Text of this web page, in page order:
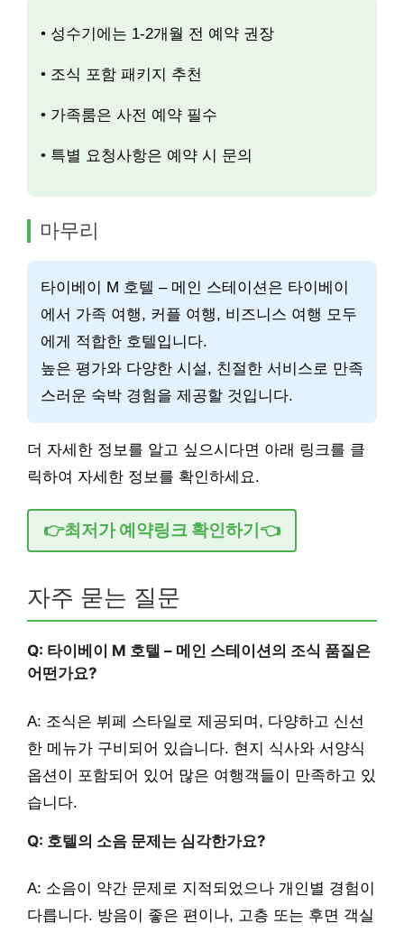
• 성수기에는 1-2개월 전 예약 권장
• 조식 포함 패키지 추천
• 가족룸은 사전 예약 필수
• 특별 요청사항은 예약 시 문의
마무리
타이베이 M 호텔 – 메인 스테이션은 타이베이
에서 가족 여행, 커플 여행, 비즈니스 여행 모두
에게 적합한 호텔입니다.
높은 평가와 다양한 시설, 친절한 서비스로 만족
스러운 숙박 경험을 제공할 것입니다.
더 자세한 정보를 알고 싶으시다면 아래 링크를 클
릭하여 자세한 정보를 확인하세요.
👉최저가 예약링크 확인하기👈
자주 묻는 질문
Q: 타이베이 M 호텔 – 메인 스테이션의 조식 품질은
어떤가요?
A: 조식은 뷔페 스타일로 제공되며, 다양하고 신선
한 메뉴가 구비되어 있습니다. 현지 식사와 서양식
옵션이 포함되어 있어 많은 여행객들이 만족하고 있
습니다.
Q: 호텔의 소음 문제는 심각한가요?
A: 소음이 약간 문제로 지적되었으나 개인별 경험이
다릅니다. 방음이 좋은 편이나, 고층 또는 후면 객실